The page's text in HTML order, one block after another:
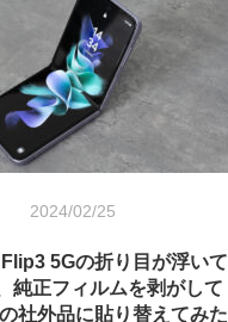
2024/02/25
5Gの折り目が浮いて
純正フィルムを剥がして
社外品に貼り替えてみた